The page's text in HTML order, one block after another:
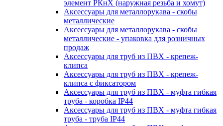
элемент РКнХ (наружная резьба и хомут)
Аксессуары для металлорукава - скобы
металлические
Аксессуары для металлорукава - скобы
металлические - упаковка для розничных
продаж
Аксессуары для труб из ПВХ - крепеж-
клипса
Аксессуары для труб из ПВХ - крепеж-
клипса с фиксатором
Аксессуары для труб из ПВХ - муфта гибкая
труба - коробка IP44
Аксессуары для труб из ПВХ - муфта гибкая
труба - труба IP44